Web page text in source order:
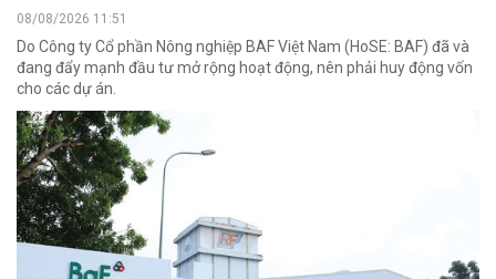
08/08/2026 11:51
Do Công ty Cổ phần Nông nghiệp BAF Việt Nam (HoSE: BAF) đã và
đang đẩy mạnh đầu tư mở rộng hoạt động, nên phải huy động vốn
cho các dự án.